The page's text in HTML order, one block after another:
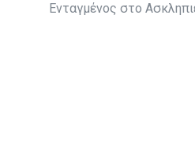
Ενταγμένος στο